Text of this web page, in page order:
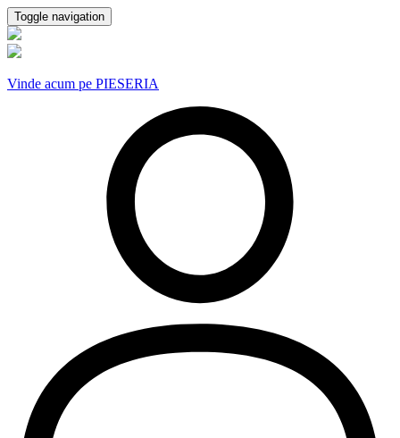
Toggle navigation
Vinde acum pe PIESERIA